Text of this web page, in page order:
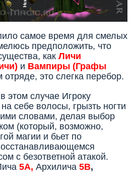
самое время для смелых
предположить, что
как Личи
и Вампиры (Графы
отряде, это слегка перебор.
этом случае Игроку
себе волосы, грызть ногти
словами, делая выбор
(который, возможно,
магии и бьет по
с безответной атакой.
5А, Архилича 5В,